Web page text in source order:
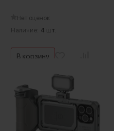
Нет оценок
Наличие: 4 шт.
В корзину